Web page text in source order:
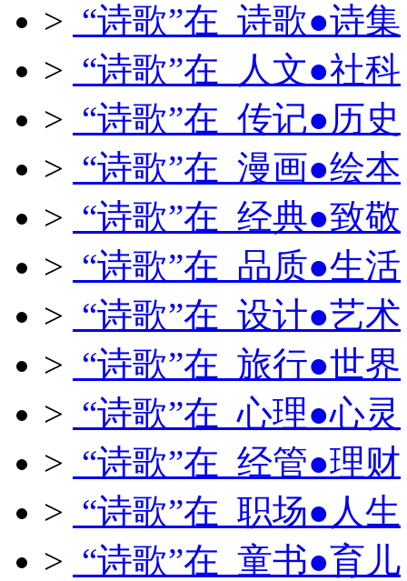
> “诗歌”在 诗歌●诗集
> “诗歌”在 人文●社科
> “诗歌”在 传记●历史
> “诗歌”在 漫画●绘本
> “诗歌”在 经典●致敬
> “诗歌”在 品质●生活
> “诗歌”在 设计●艺术
> “诗歌”在 旅行●世界
> “诗歌”在 心理●心灵
> “诗歌”在 经管●理财
> “诗歌”在 职场●人生
> “诗歌”在 童书●育儿